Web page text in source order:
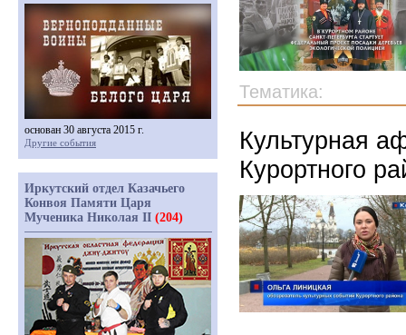
Тематика:
Культурная
Курортного
основан 30 августа 2015 г.
Другие события
Иркутский отдел Казачьего
Конвоя Памяти Царя
Мученика Николая II (204)